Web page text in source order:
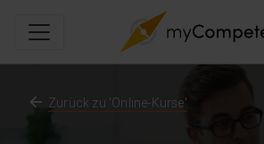
Zurück zu 'Online-Kurse'